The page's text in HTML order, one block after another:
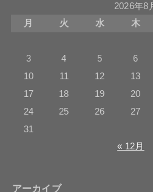
2026年8
月
火 水 木
3
4 5 6
10
11 12 13
17
18 19 20
24
25 26 27
31
« 12月
アーカイブ